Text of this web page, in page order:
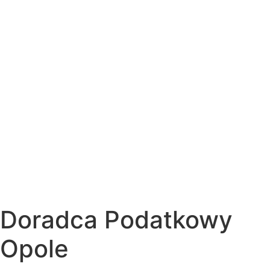
Doradca Podatkowy
Opole